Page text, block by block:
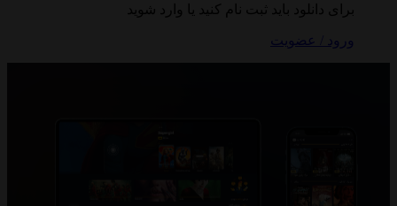
دانلود باید ثبت نام کنید یا وارد شوید
/ عضویت